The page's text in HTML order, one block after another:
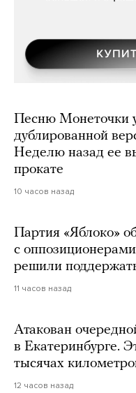
Песню Монеточки
дублированной
Неделю назад ее
прокате
10 часов назад
Партия «Яблоко»
с
решили
11 часов назад
Атакован
в Екатеринбурге.
тысячах
12 часов назад